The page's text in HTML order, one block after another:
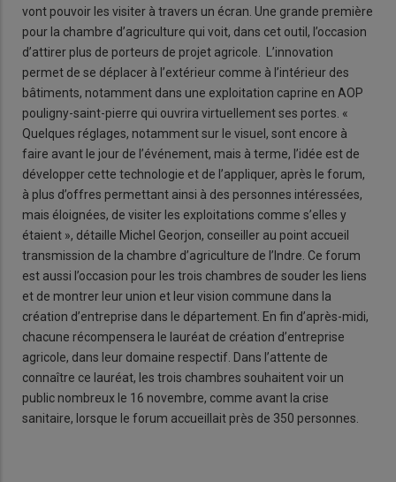
vont pouvoir les visiter à travers un écran. Une grande première
pour la chambre d’agriculture qui voit, dans cet outil, l’occasion
d’attirer plus de porteurs de projet agricole. L’innovation
permet de se déplacer à l’extérieur comme à l’intérieur des
bâtiments, notamment dans une exploitation caprine en AOP
pouligny-saint-pierre qui ouvrira virtuellement ses portes. «
Quelques réglages, notamment sur le visuel, sont encore à
faire avant le jour de l’événement, mais à terme, l’idée est de
développer cette technologie et de l’appliquer, après le forum,
à plus d’offres permettant ainsi à des personnes intéressées,
mais éloignées, de visiter les exploitations comme s’elles y
étaient », détaille Michel Georjon, conseiller au point accueil
transmission de la chambre d’agriculture de l’Indre. Ce forum
est aussi l’occasion pour les trois chambres de souder les liens
et de montrer leur union et leur vision commune dans la
création d’entreprise dans le département. En fin d’après-midi,
chacune récompensera le lauréat de création d’entreprise
agricole, dans leur domaine respectif. Dans l’attente de
connaître ce lauréat, les trois chambres souhaitent voir un
public nombreux le 16 novembre, comme avant la crise
sanitaire, lorsque le forum accueillait près de 350 personnes.